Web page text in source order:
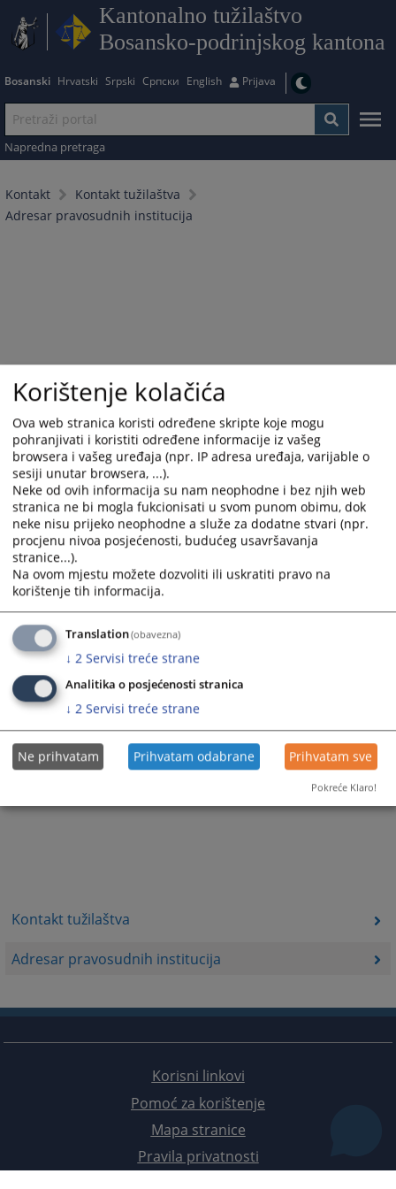
Kantonalno tužilaštvo
Bosansko-podrinjskog kantona
Bosanski Hrvatski Srpski Српски English Prijava
Napredna pretraga
Kontakt
Kontakt tužilaštva
Adresar pravosudnih institucija
Kontakt tužilaštva
Adresar pravosudnih institucija
Trenutno nema vijesti
Korisni linkovi
Pomoć za korištenje
Mapa stranice
Pravila privatnosti
Korištenje kolačića
Ova web stranica koristi određene skripte koje mogu
pohranjivati i koristiti određene informacije iz vašeg
browsera i vašeg uređaja (npr. IP adresa uređaja, varijable o
sesiji unutar browsera, ...).
Neke od ovih informacija su nam neophodne i bez njih web
stranica ne bi mogla fukcionisati u svom punom obimu, dok
neke nisu prijeko neophodne a služe za dodatne stvari (npr.
procjenu nivoa posjećenosti, budućeg usavršavanja
stranice...).
Na ovom mjestu možete dozvoliti ili uskratiti pravo na
korištenje tih informacija.
Translation(obavezna)
↓ 2 Servisi treće strane
Analitika o posjećenosti stranica
↓ 2 Servisi treće strane
Ne prihvatam Prihvatam odabrane Prihvatam sve
Pokreće Klaro!